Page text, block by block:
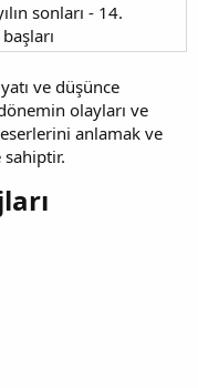
sonları - 14.
ve düşünce
olayları ve
anlamak ve